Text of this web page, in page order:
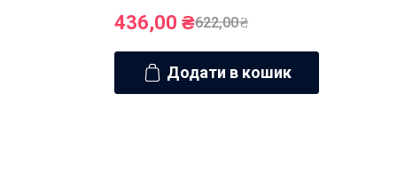
436,00 ₴622,00₴
Додати в кошик